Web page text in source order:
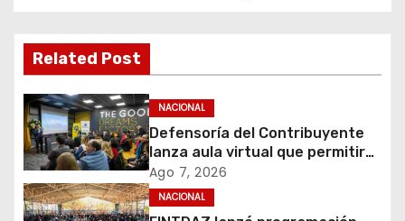
g
a
c
i
ó
Related Post
NACIONAL
Defensoría del Contribuyente
lanza aula virtual que permitirá
acercar la educación tributaria
a miles de personas y
emprendedores de todo Chile
Ago 7, 2026
NACIONAL